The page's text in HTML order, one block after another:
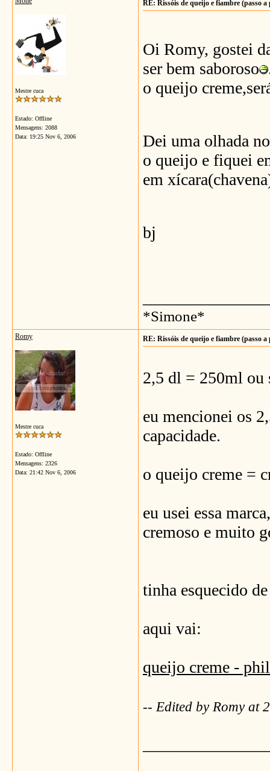
Mestre cuca
Estado: Offline
Mensagens: 2088
Data: 19:25 Nov 6, 2006
RE: Rissóis de queijo e fiambre (passo a
Oi Romy, gostei
ser bem saboroso
o queijo
Dei uma olhada
o queijo e fiquei
em
bj
*Simone*
Romy
Mestre cuca
Estado: Offline
Mensagens: 2326
Data: 21:42 Nov 6, 2006
RE: Rissóis de queijo e fiambre (passo a
2,5 dl = 250ml ou
eu mencionei os
capacidade.
o queijo creme =
eu usei essa
cremoso e muito
tinha esquecido
aqui vai:
queijo creme -
-- Edited by Romy at